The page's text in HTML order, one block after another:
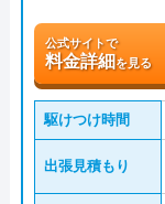
公式サイトで
料金詳細を見る
駆けつけ時間
出張見積もり